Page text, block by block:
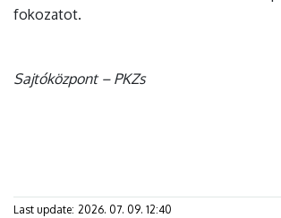
fokozatot.
Sajtóközpont – PKZs
Last update: 2026. 07. 09. 12:40